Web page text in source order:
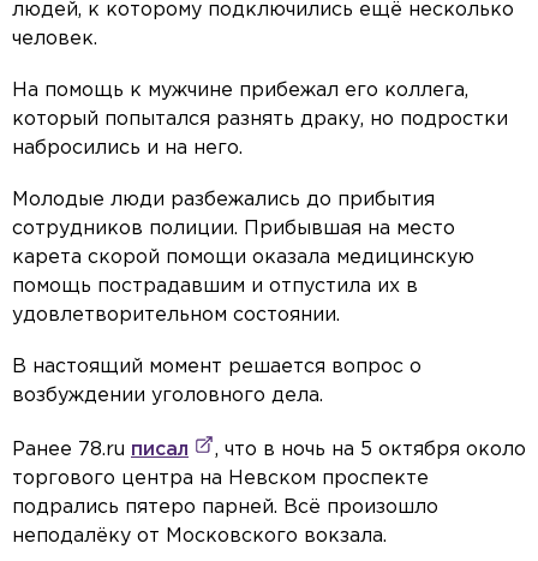
людей, к которому подключились ещё несколько
человек.
На помощь к мужчине прибежал его коллега,
который попытался разнять драку, но подростки
набросились и на него.
Молодые люди разбежались до прибытия
сотрудников полиции. Прибывшая на место
карета скорой помощи оказала медицинскую
помощь пострадавшим и отпустила их в
удовлетворительном состоянии.
В настоящий момент решается вопрос о
возбуждении уголовного дела.
Ранее 78.ru писал
, что в ночь на 5 октября около
торгового центра на Невском проспекте
подрались пятеро парней. Всё произошло
неподалёку от Московского вокзала.